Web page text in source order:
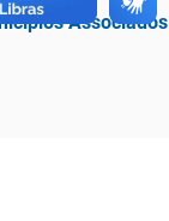
Associados